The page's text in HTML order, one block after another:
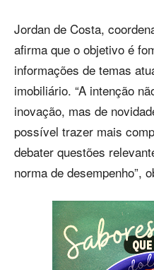
Jordan de Costa,
afirma que o objetivo é
informações de temas
imobiliário. “A intenção
inovação, mas de
possível trazer mais
debater questões
norma de desempenho”,